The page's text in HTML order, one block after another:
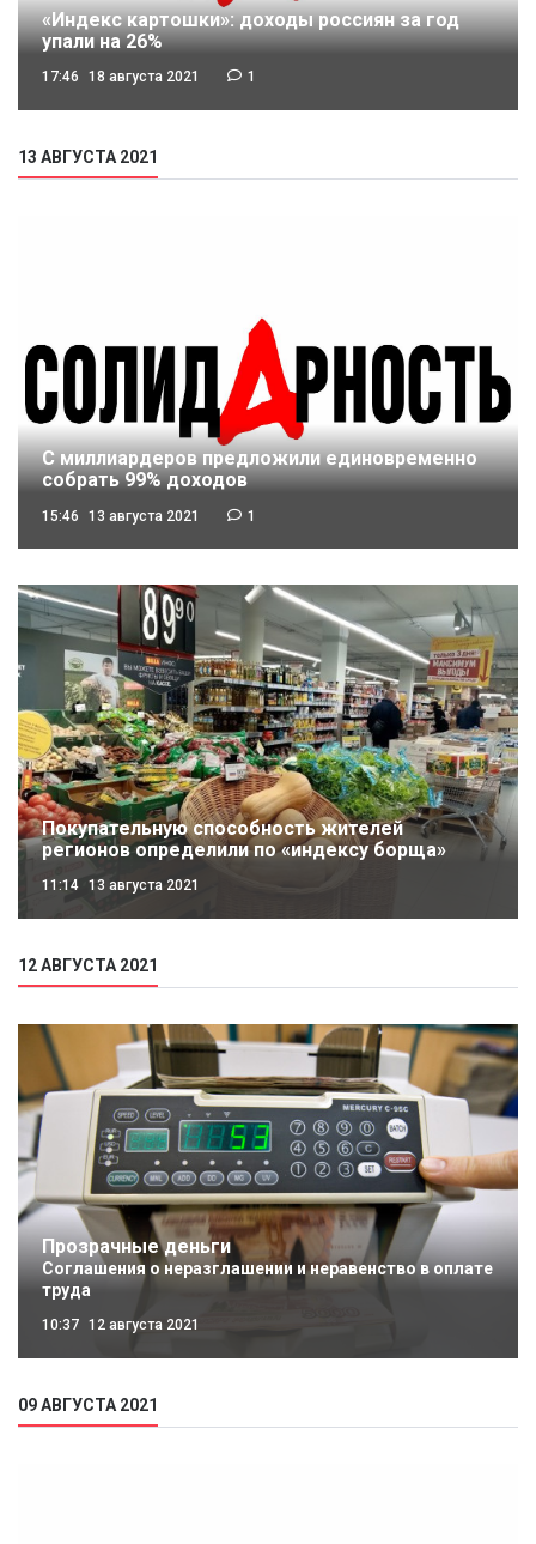
«Индекс картошки»: доходы россиян за год
упали на 26%
17:46 18 августа 2021 1
13 АВГУСТА 2021
С миллиардеров предложили единовременно
собрать 99% доходов
15:46 13 августа 2021 1
Покупательную способность жителей
регионов определили по «индексу борща»
11:14 13 августа 2021
12 АВГУСТА 2021
Прозрачные деньги
Соглашения о неразглашении и неравенство в оплате
труда
10:37 12 августа 2021
09 АВГУСТА 2021